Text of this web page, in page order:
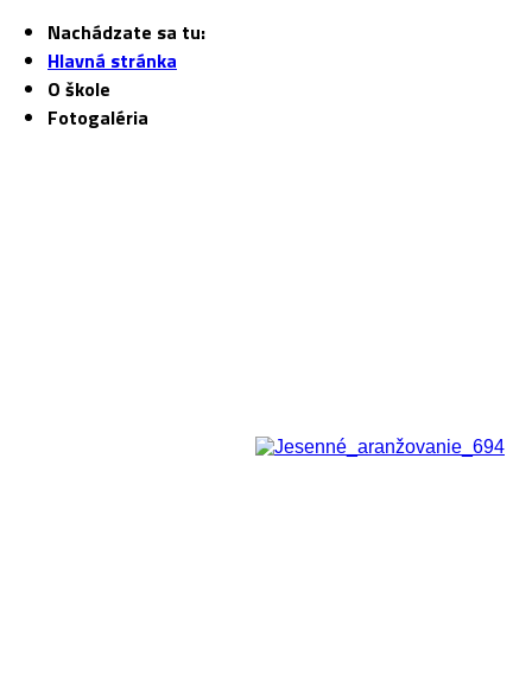
Nachádzate sa tu:
Hlavná stránka
O škole
Fotogaléria